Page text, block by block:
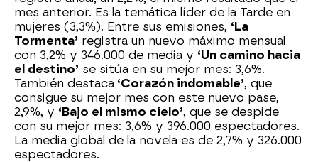
mes anterior. Es la temática líder de la Tarde en
mujeres (3,3%). Entre sus emisiones, ‘La
Tormenta’ registra un nuevo máximo mensual
con 3,2% y 346.000 de media y ‘Un camino hacia
el destino’ se sitúa en su mejor mes: 3,6%.
También destaca ‘Corazón indomable’, que
consigue su mejor mes con este nuevo pase,
2,9%, y ‘Bajo el mismo cielo’, que se despide
con su mejor mes: 3,6% y 396.000 espectadores.
La media global de la novela es de 2,7% y 326.000
espectadores.